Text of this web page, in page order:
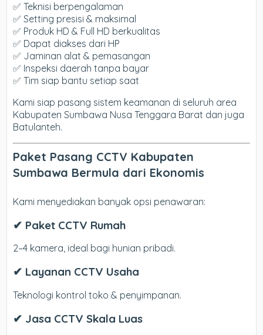
✅ Teknisi berpengalaman
✅ Setting presisi & maksimal
✅ Produk HD & Full HD berkualitas
✅ Dapat diakses dari HP
✅ Jaminan alat & pemasangan
✅ Inspeksi daerah tanpa bayar
✅ Tim siap bantu setiap saat
Kami siap pasang sistem keamanan di seluruh area
Kabupaten Sumbawa Nusa Tenggara Barat dan juga
Batulanteh.
Paket Pasang CCTV Kabupaten
Sumbawa Bermula dari Ekonomis
Kami menyediakan banyak opsi penawaran:
✔ Paket CCTV Rumah
2–4 kamera, ideal bagi hunian pribadi.
✔ Layanan CCTV Usaha
Teknologi kontrol toko & penyimpanan.
✔ Jasa CCTV Skala Luas